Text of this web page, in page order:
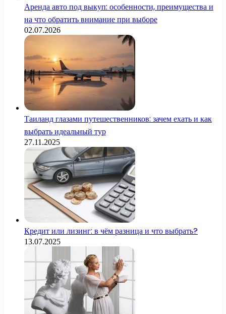
Аренда авто под выкуп: особенности, преимущества и
на что обратить внимание при выборе
02.07.2026
Таиланд глазами путешественников: зачем ехать и как
выбрать идеальный тур
27.11.2025
Кредит или лизинг: в чём разница и что выбрать?
13.07.2025